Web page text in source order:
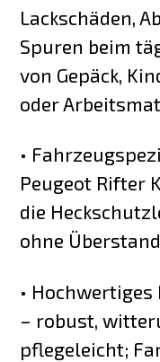
Lackschäden,
Spuren beim
von Gepäck,
oder
•
Peugeot Rifter
die
ohne
•
– robust,
pflegeleicht;